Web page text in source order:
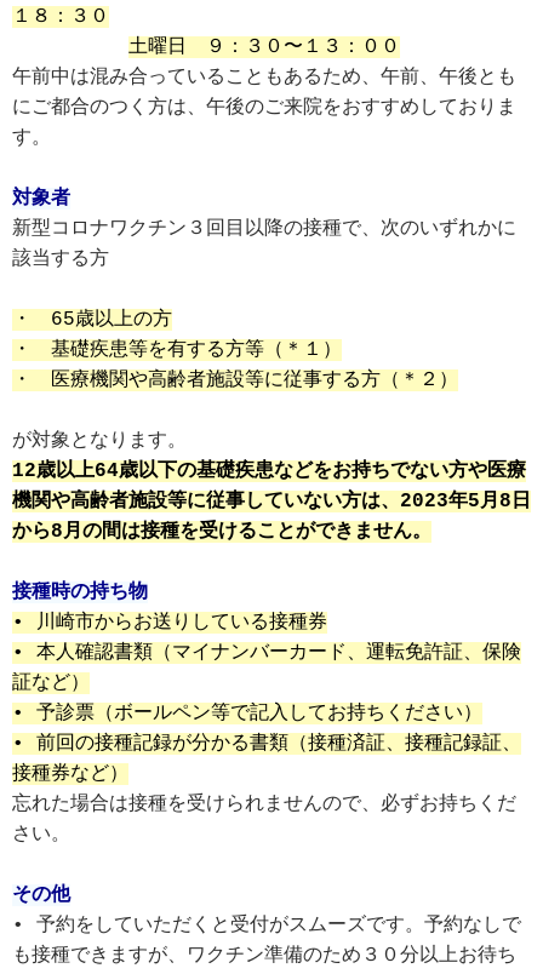
１８：３０
土曜日　９：３０〜１３：００
午前中は混み合っていることもあるため、午前、午後とも
にご都合のつく方は、午後のご来院をおすすめしておりま
す。
対象者
新型コロナワクチン３回目以降の接種で、次のいずれかに
該当する方
・　65歳以上の方
・　基礎疾患等を有する方等（＊１）
・　医療機関や高齢者施設等に従事する方（＊２）
が対象となります。
12歳以上64歳以下の基礎疾患などをお持ちでない方や医療
機関や高齢者施設等に従事していない方は、2023年5月8日
から8月の間は接種を受けることができません。
接種時の持ち物
• 川崎市からお送りしている接種券
• 本人確認書類（マイナンバーカード、運転免許証、保険
証など）
• 予診票（ボールペン等で記入してお持ちください）
• 前回の接種記録が分かる書類（接種済証、接種記録証、
接種券など）
忘れた場合は接種を受けられませんので、必ずお持ちくだ
さい。
その他
• 予約をしていただくと受付がスムーズです。予約なしで
も接種できますが、ワクチン準備のため３０分以上お待ち